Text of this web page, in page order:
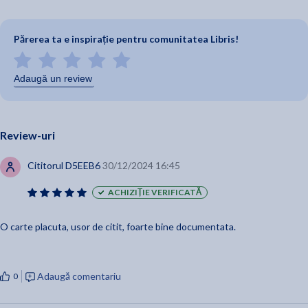
Părerea ta e inspirație pentru comunitatea Libris!
Adaugă un review
Review-uri
Cititorul D5EEB630/12/2024 16:45
ACHIZIȚIE VERIFICATĂ
O carte placuta, usor de citit, foarte bine documentata.
0 Adaugă comentariu